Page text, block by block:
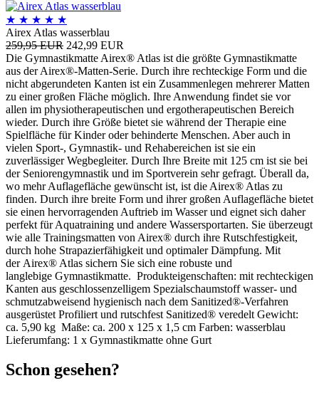
★ ★ ★ ★ ★
Airex Atlas wasserblau
259,95 EUR 242,99 EUR
Die Gymnastikmatte Airex® Atlas ist die größte Gymnastikmatte
aus der Airex®-Matten-Serie. Durch ihre rechteckige Form und die
nicht abgerundeten Kanten ist ein Zusammenlegen mehrerer Matten
zu einer großen Fläche möglich. Ihre Anwendung findet sie vor
allen im physiotherapeutischen und ergotherapeutischen Bereich
wieder. Durch ihre Größe bietet sie während der Therapie eine
Spielfläche für Kinder oder behinderte Menschen. Aber auch in
vielen Sport-, Gymnastik- und Rehabereichen ist sie ein
zuverlässiger Wegbegleiter. Durch Ihre Breite mit 125 cm ist sie bei
der Seniorengymnastik und im Sportverein sehr gefragt. Überall da,
wo mehr Auflagefläche gewünscht ist, ist die Airex® Atlas zu
finden. Durch ihre breite Form und ihrer großen Auflagefläche bietet
sie einen hervorragenden Auftrieb im Wasser und eignet sich daher
perfekt für Aquatraining und andere Wassersportarten. Sie überzeugt
wie alle Trainingsmatten von Airex® durch ihre Rutschfestigkeit,
durch hohe Strapazierfähigkeit und optimaler Dämpfung. Mit
der Airex® Atlas sichern Sie sich eine robuste und
langlebige Gymnastikmatte. Produkteigenschaften: mit rechteckigen
Kanten aus geschlossenzelligem Spezialschaumstoff wasser- und
schmutzabweisend hygienisch nach dem Sanitized®-Verfahren
ausgerüstet Profiliert und rutschfest Sanitized® veredelt Gewicht:
ca. 5,90 kg Maße: ca. 200 x 125 x 1,5 cm Farben: wasserblau
Lieferumfang: 1 x Gymnastikmatte ohne Gurt
Schon gesehen?